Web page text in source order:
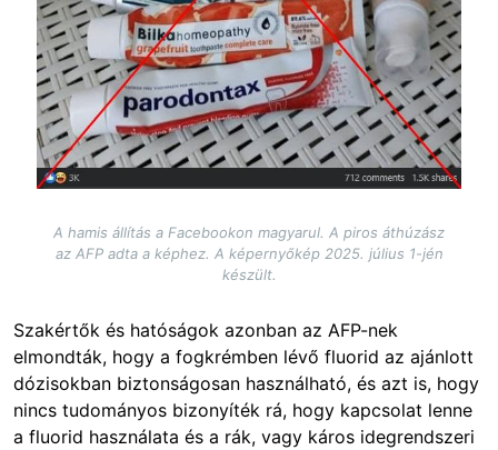
A hamis állítás a Facebookon magyarul. A piros áthúzász
az AFP adta a képhez. A képernyőkép 2025. július 1-jén
készült.
Szakértők és hatóságok azonban az AFP-nek
elmondták, hogy a fogkrémben lévő fluorid az ajánlott
dózisokban biztonságosan használható, és azt is, hogy
nincs tudományos bizonyíték rá, hogy kapcsolat lenne
a fluorid használata és a rák, vagy káros idegrendszeri